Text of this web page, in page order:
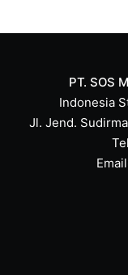
PT. SOS
Indonesia
Jl. Jend.